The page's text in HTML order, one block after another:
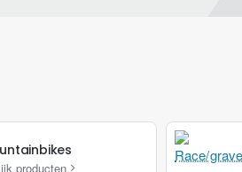
producten